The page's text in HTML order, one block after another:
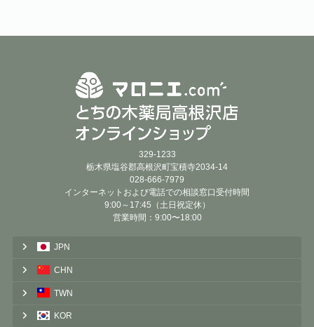
329-1233
栃木県塩谷郡高根沢町宝積寺2034-14
028-666-7979
インターネットおよび電話での相談窓口受付時間
9:00～17:45（土日祝定休）
営業時間：9:00〜18:00
JPN
CHN
TWN
KOR